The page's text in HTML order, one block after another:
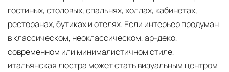
гостиных, столовых, спальнях, холлах, кабинетах,
ресторанах, бутиках и отелях. Если интерьер продуман
в классическом, неоклассическом, ар-деко,
современном или минималистичном стиле,
итальянская люстра может стать визуальным центром